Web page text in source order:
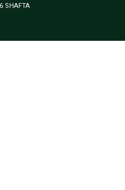
SHAFTA